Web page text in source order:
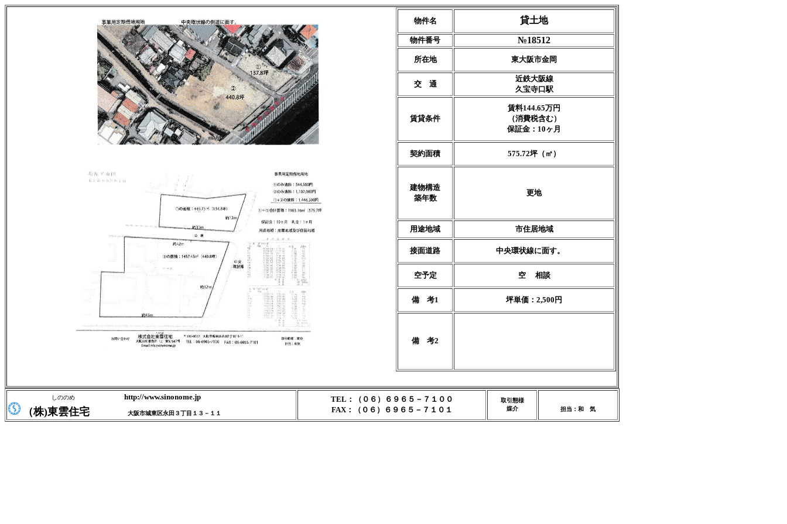
物件名 貸土地
物件番号 №18512
所在地 東大阪市金岡
交 通
近鉄大阪線
久宝寺口駅
賃貸条件
賃料144.65万円
（消費税含む）
保証金：10ヶ月
契約面積 575.72坪（㎡）
建物構造
築年数
更地
用途地域 市住居地域
接面道路 中央環状線に面す。
空予定 空 相談
備 考1 坪単価：2,500円
備 考2
しののめ http://www.sinonome.jp
（株)東雲住宅 大阪市城東区永田３丁目１３－１１
TEL：（０６）６９６５－７１００
FAX：（０６）６９６５－７１０１
取引態様
媒介
担当：和 気